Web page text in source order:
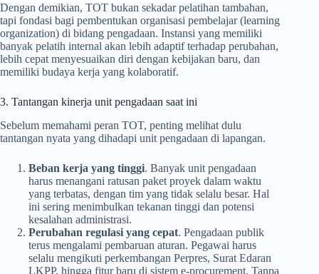
Dengan demikian, TOT bukan sekadar pelatihan tambahan,
tapi fondasi bagi pembentukan organisasi pembelajar (learning
organization) di bidang pengadaan. Instansi yang memiliki
banyak pelatih internal akan lebih adaptif terhadap perubahan,
lebih cepat menyesuaikan diri dengan kebijakan baru, dan
memiliki budaya kerja yang kolaboratif.
3. Tantangan kinerja unit pengadaan saat ini
Sebelum memahami peran TOT, penting melihat dulu
tantangan nyata yang dihadapi unit pengadaan di lapangan.
Beban kerja yang tinggi. Banyak unit pengadaan
harus menangani ratusan paket proyek dalam waktu
yang terbatas, dengan tim yang tidak selalu besar. Hal
ini sering menimbulkan tekanan tinggi dan potensi
kesalahan administrasi.
Perubahan regulasi yang cepat. Pengadaan publik
terus mengalami pembaruan aturan. Pegawai harus
selalu mengikuti perkembangan Perpres, Surat Edaran
LKPP, hingga fitur baru di sistem e-procurement. Tanpa